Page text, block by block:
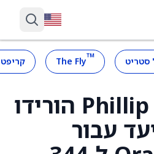
סטריט ™
The Fly
Phillip Securities הורידו
עבור